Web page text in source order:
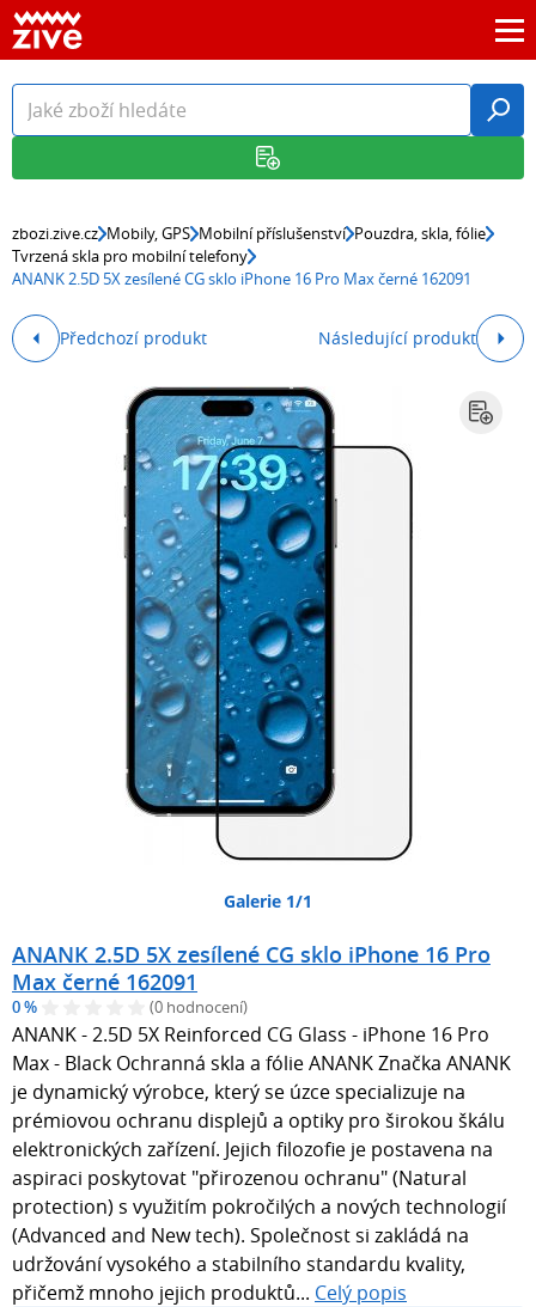
zbozi.zive.cz Mobily, GPS Mobilní příslušenství Pouzdra, skla, fólie
Tvrzená skla pro mobilní telefony
ANANK 2.5D 5X zesílené CG sklo iPhone 16 Pro Max černé 162091
Předchozí produkt Následující produkt
Galerie 1/1
ANANK 2.5D 5X zesílené CG sklo iPhone 16 Pro
Max černé 162091
0 % (0 hodnocení)
ANANK - 2.5D 5X Reinforced CG Glass - iPhone 16 Pro
Max - Black Ochranná skla a fólie ANANK Značka ANANK
je dynamický výrobce, který se úzce specializuje na
prémiovou ochranu displejů a optiky pro širokou škálu
elektronických zařízení. Jejich filozofie je postavena na
aspiraci poskytovat "přirozenou ochranu" (Natural
protection) s využitím pokročilých a nových technologií
(Advanced and New tech). Společnost si zakládá na
udržování vysokého a stabilního standardu kvality,
přičemž mnoho jejich produktů... Celý popis